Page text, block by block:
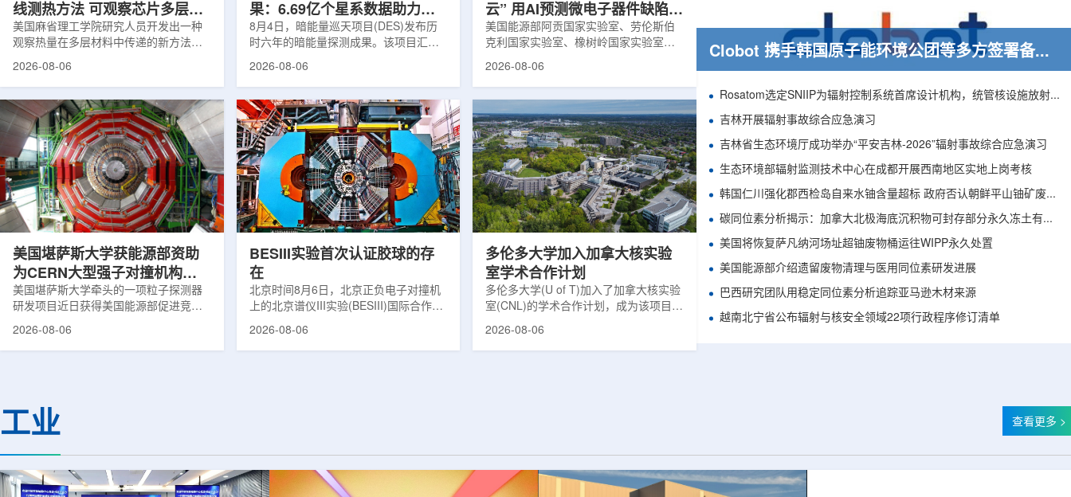
线测热方法 可观察芯片多层结
构热传递
美国麻省理工学院研究人员开发出一种
观察热量在多层材料中传递的新方法，
于《自然通讯》。随着计算机芯片尺寸
不断缩小、功率密度持续提高，器件过
热正成为限制性能提升的重要因素。传
统热流测量方法在面对真实电子器件的
多层结构时存在局限，例如常用的时域
热反射法难以区分不同材料层中的热传
输情况，红外成像等方法也难以在微小
尺度上捕捉快速变化。为解决这一问
题...
2026-08-06
果：6.69亿个星系数据助力约
束宇宙加速膨胀
8月4日，暗能量巡天项目(DES)发布历
时六年的暗能量探测成果。该项目汇总
6.69亿个星系、数千个星系团以及3000
多颗超新星的信息，用于研究宇宙加速
膨胀和宇宙结构演化。为了实现DES，
费米实验室制造了一台极其灵敏的5.7亿
像素数字相机DECam，并将其安装在位
于智利安第斯山脉的美国国家科学基金
会托洛洛山美洲际天文台的布兰科4米望
远镜上。(图片由Reidar Hahn/费米国家
加速...
2026-08-06
云” 用AI预测微电子器件缺陷影
响
美国能源部阿贡国家实验室、劳伦斯伯
克利国家实验室、橡树岭国家实验室和
智能框架，预测微小缺陷如何影响微电
子器件的性能和寿命。材料发现云可视
化图，这是一个基于物理学原理的人工
智能框架，它整合了实验数据、模拟和
高性能计算，用于预测微小缺陷如何影
响微电子器件的性能和寿命。(图片由
ChatGPT 提供。)微电子器件广泛用于
智能手机、笔记本电脑、安全通信和人
工...
2026-08-06
美国堪萨斯大学获能源部资助
为CERN大型强子对撞机构建
新一代探测器
美国堪萨斯大学牵头的一项粒子探测器
研发项目近日获得美国能源部促进竞争
性研究的既定计划(DOE EPSCoR)资
萨斯大学物理与天文系教授迈克尔·默里
和堪萨斯大学杰出教授克里斯托夫·罗永
2026-08-06
BESIII实验首次认证胶球的存
在
北京时间8月6日，北京正负电子对撞机
上的北京谱仪III实验(BESIII)国际合作组
在巴西举行的国际高能物理大会(ICHEP
互...
2026-08-06
多伦多大学加入加拿大核实验
室学术合作计划
多伦多大学(U of T)加入了加拿大核实验
室(CNL)的学术合作计划，成为该项目中
的第十家参与机构。这项举措旨在加强
2026-08-06
Clobot 携手韩国原子能环境公团等多方签署备忘录，推动放射性废物安全管理多机型机器人示范
Rosatom选定SNIIP为辐射控制系统首席设计机构，统管核设施放射仪表标准化与进口替代保障
吉林开展辐射事故综合应急演习
吉林省生态环境厅成功举办“平安吉林-2026”辐射事故综合应急演习
生态环境部辐射监测技术中心在成都开展西南地区实地上岗考核
韩国仁川强化郡西检岛自来水铀含量超标 政府否认朝鲜平山铀矿废水影响
碳同位素分析揭示：加拿大北极海底沉积物可封存部分永久冻土有机碳
美国将恢复萨凡纳河场址超铀废物桶运往WIPP永久处置
美国能源部介绍遗留废物清理与医用同位素研发进展
巴西研究团队用稳定同位素分析追踪亚马逊木材来源
越南北宁省公布辐射与核安全领域22项行政程序修订清单
工业 查看更多 >